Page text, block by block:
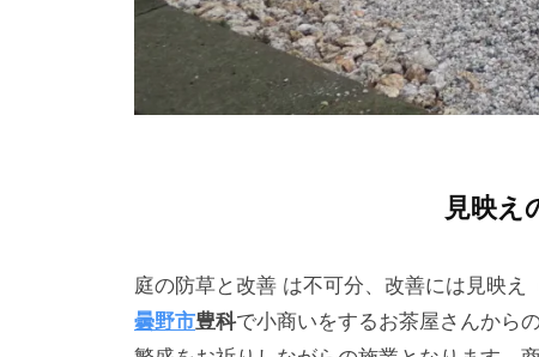
見映え
庭の防草と改善 は不可分、改善には見映
曇野市豊科で小商いをするお茶屋さんから